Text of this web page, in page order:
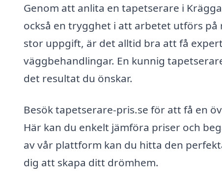
Genom att anlita en tapetserare i
också en trygghet i att arbetet utförs
stor uppgift, är det alltid bra att få
väggbehandlingar. En kunnig
det resultat du önskar.
Besök tapetserare-pris.se för att få en
Här kan du enkelt jämföra priser och
av vår plattform kan du hitta den
dig att skapa ditt drömhem.